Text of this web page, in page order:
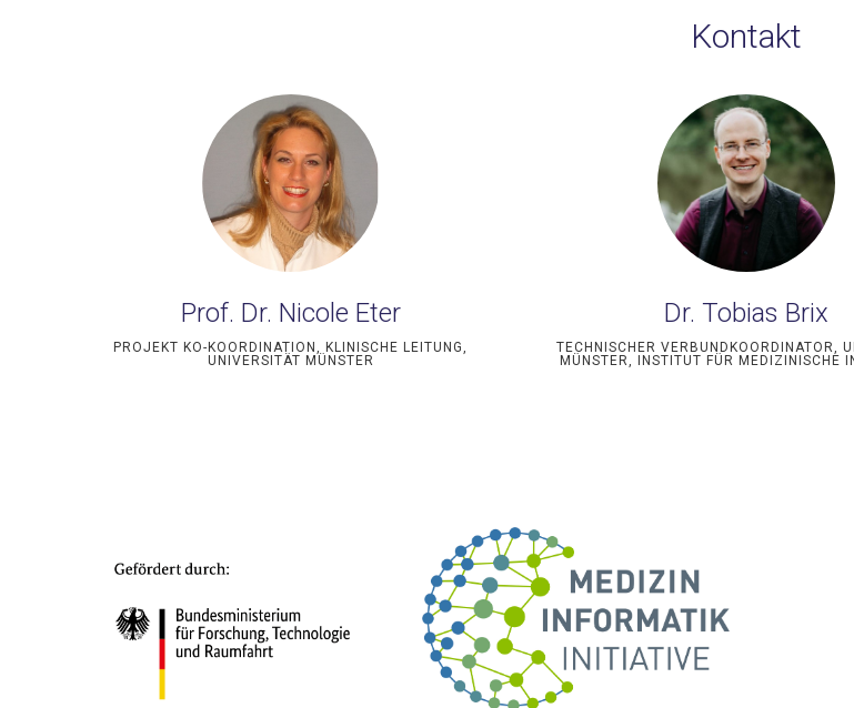
Kontakt
Prof. Dr. Nicole Eter
PROJEKT KO-KOORDINATION, KLINISCHE LEITUNG,
UNIVERSITÄT MÜNSTER
Dr. Tobias Brix
TECHNISCHER VERBUNDKOORDINATOR,
MÜNSTER, INSTITUT FÜR MEDIZINISCHE